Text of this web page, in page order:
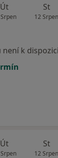
Út St
12 Srpen
k dispozici
Út St
12 Srpen